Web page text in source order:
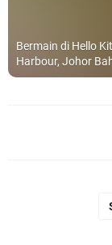
Bermain di Hello
Harbour, Johor